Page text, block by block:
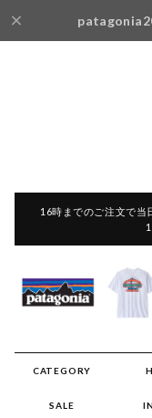
16時までのご注文で当
CATEGORY
SALE